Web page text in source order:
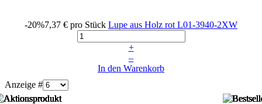
-20%7,37 € pro Stück Lupe aus Holz rot L01-3940-2XW
+
–
In den Warenkorb
Anzeige #